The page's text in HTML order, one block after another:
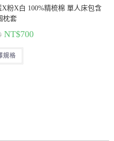
粉X白 100%精梳棉 單人床包含
枕套
NT$700
規格